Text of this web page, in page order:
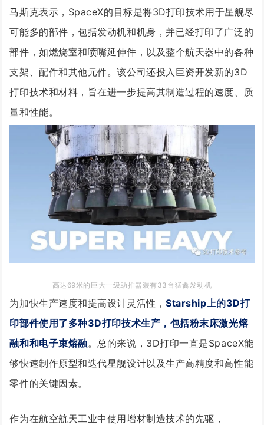
马斯克表示，SpaceX的目标是将3D打印技术用于星舰尽
可能多的部件，包括发动机和机身，并已经打印了广泛的
部件，如燃烧室和喷嘴延伸件，以及整个航天器中的各种
支架、配件和其他元件。该公司还投入巨资开发新的3D
打印技术和材料，旨在进一步提高其制造过程的速度、质
量和性能。
高达69米的巨大一级助推器装有33台猛禽发动机
为加快生产速度和提高设计灵活性，Starship上的3D打
印部件使用了多种3D打印技术生产，包括粉末床激光熔
融和和电子束熔融。总的来说，3D打印一直是SpaceX能
够快速制作原型和迭代星舰设计以及生产高精度和高性能
零件的关键因素。
作为在航空航天工业中使用增材制造技术的先驱，